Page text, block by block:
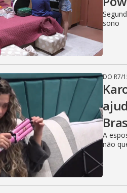
e
o
sono
DO R7/
A
não